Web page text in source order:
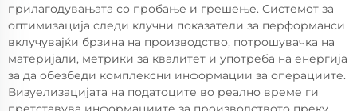
прилагодувањата со пробање и грешење. Системот за
оптимизација следи клучни показатели за перформанси
вклучувајќи брзина на производство, потрошувачка на
материјали, метрики за квалитет и употреба на енергија
за да обезбеди комплексни информации за операциите.
Визуелизацијата на податоците во реално време ги